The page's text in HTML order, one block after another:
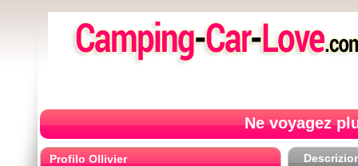
Ne voyagez
Profilo Ollivier